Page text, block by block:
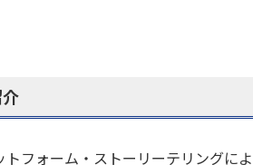
フォーム・ストーリーテリングによ